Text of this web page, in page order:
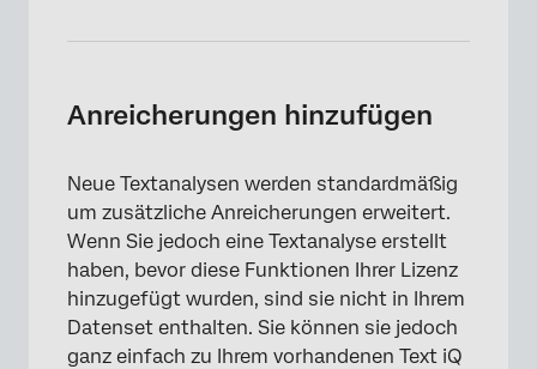
Anreicherungen hinzufügen
Neue Textanalysen werden standardmäßig
um zusätzliche Anreicherungen erweitert.
Wenn Sie jedoch eine Textanalyse erstellt
haben, bevor diese Funktionen Ihrer Lizenz
hinzugefügt wurden, sind sie nicht in Ihrem
Datenset enthalten. Sie können sie jedoch
ganz einfach zu Ihrem vorhandenen Text iQ